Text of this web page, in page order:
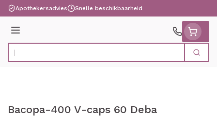
Ga naar de inhoud
Apothekersadvies Snelle beschikbaarheid
Menu
Product, merk, categorie... Zoek
Bacopa-400 V-caps 60 Deba